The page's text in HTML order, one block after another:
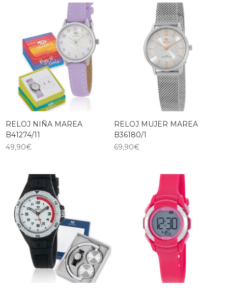
RELOJ NIÑA MAREA
B41274/11
49,90€
RELOJ MUJER MAREA
B36180/1
69,90€